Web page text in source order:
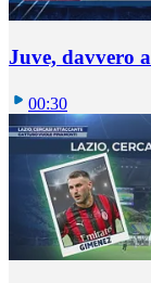
Juve, davvero
00:30